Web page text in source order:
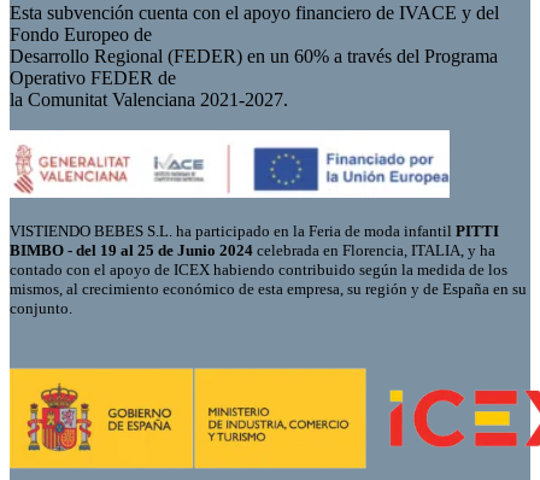
Esta subvención cuenta con el apoyo financiero de IVACE y del
Fondo Europeo de
Desarrollo Regional (FEDER) en un 60% a través del Programa
Operativo FEDER de
la Comunitat Valenciana 2021-2027.
VISTIENDO BEBES S.L. ha participado en la Feria de moda infantil PITTI
BIMBO - del 19 al 25 de Junio 2024 celebrada en Florencia, ITALIA, y ha
contado con el apoyo de ICEX habiendo contribuido según la medida de los
mismos, al crecimiento económico de esta empresa, su región y de España en su
conjunto.